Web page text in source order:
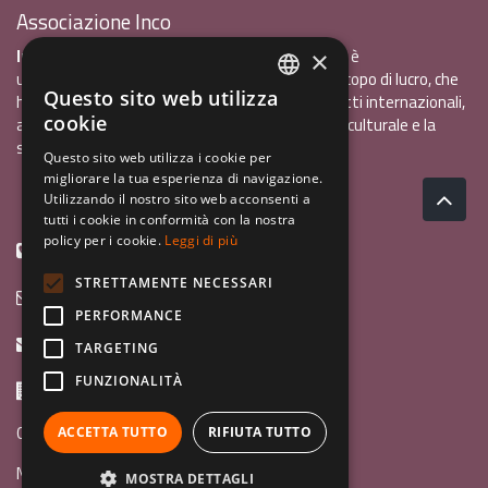
Associazione Inco
InCo - Interculturalità & Comunicazione APSè
un'associazione di promozione sociale, senza scopo di lucro, che
ha l'obiettivo di promuovere gli scambi e i contatti internazionali,
al fine accrescere tra i giovani la sensibilità interculturale e la
solidarietà internazionale.
Privacy policy.pdf120,41 kB
+39 0461 1822775
info@incoweb.org
inco@mypec.eu
Via Scipio Sighele 3 38122 - Trento (TN)
Guida ai programmi
News
GERMAN
×
Questo sito web utilizza
cookie
Questo sito web utilizza i cookie per
migliorare la tua esperienza di navigazione.
Utilizzando il nostro sito web acconsenti a
tutti i cookie in conformità con la nostra
policy per i cookie. Leggi di più
STRETTAMENTE NECESSARI
PERFORMANCE
TARGETING
FUNZIONALITÀ
ACCETTA TUTTO RIFIUTA TUTTO
MOSTRA DETTAGLI